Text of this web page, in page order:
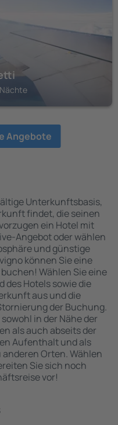
Angebote
Unterkunftsbasis,
findet, die seinen
ein Hotel mit
Angebot oder wählen
und günstige
können Sie eine
Wählen Sie eine
des Hotels sowie die
aus und die
der Buchung.
in der Nähe der
als auch abseits der
Aufenthalt und als
Orten. Wählen
Sie sich noch
vor!